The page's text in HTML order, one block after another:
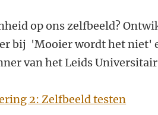
op ons zelfbeeld?
bij 'Mooier wordt het niet'
van het Leids
2: Zelfbeeld testen